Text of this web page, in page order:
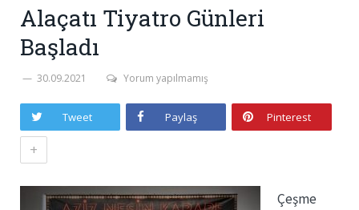
Alaçatı Tiyatro Günleri
Başladı
30.09.2021 Yorum yapılmamış
Tweet Paylaş Pinterest
+
Çeşme